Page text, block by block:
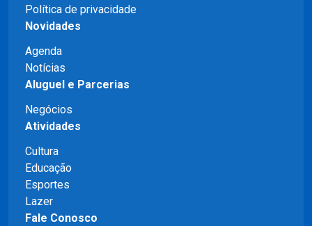
Política de privacidade
Novidades
Agenda
Notícias
Aluguel e Parcerias
Negócios
Atividades
Cultura
Educação
Esportes
Lazer
Fale Conosco